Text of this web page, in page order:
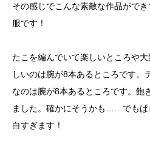
その感じでこんな素敵な作品がで
服です！
たこを編んでいて楽しいところや
しいのは腕が8本あるところです。
なのは腕が8本あるところです。飽
ました。確かにそうかも……でもぱ
白すぎます！